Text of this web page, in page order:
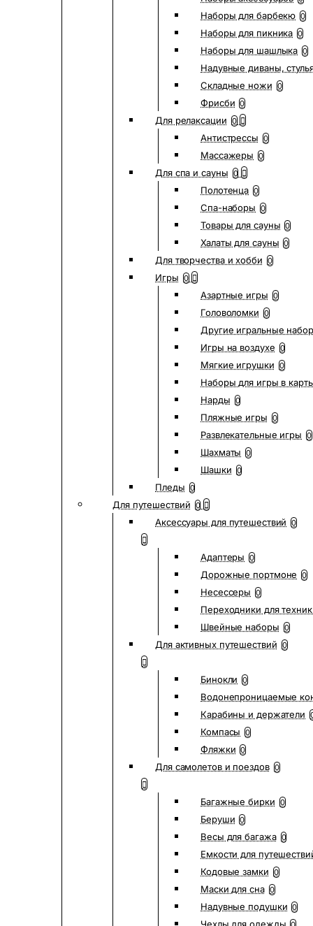
Наборы для барбекю 0
Наборы для пикника 0
Наборы для шашлыка 0
Надувные диваны,
Складные ножи 0
Фрисби 0
Для релаксации 0
Антистрессы 0
Массажеры 0
Для спа и сауны 0
Полотенца 0
Спа-наборы 0
Товары для сауны 0
Халаты для сауны 0
Для творчества и хобби 0
Игры 0
Азартные игры 0
Головоломки 0
Другие игральные
Игры на воздухе 0
Мягкие игрушки 0
Наборы для игры в
Нарды 0
Пляжные игры 0
Развлекательные игры 0
Шахматы 0
Шашки 0
Пледы 0
Для путешествий 0
Аксессуары для путешествий 0
Адаптеры 0
Дорожные портмоне 0
Несессеры 0
Переходники для
Швейные наборы 0
Для активных путешествий 0
Бинокли 0
Водонепроницаемые
Карабины и держатели
Компасы 0
Фляжки 0
Для самолетов и поездов 0
Багажные бирки 0
Беруши 0
Весы для багажа 0
Емкости для
Кодовые замки 0
Маски для сна 0
Надувные подушки 0